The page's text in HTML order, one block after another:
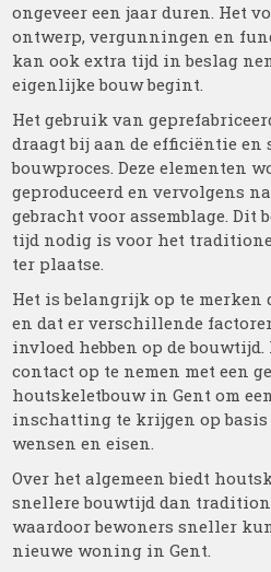
ongeveer een jaar duren. Het
ontwerp, vergunningen en
kan ook extra tijd in beslag
eigenlijke bouw begint.
Het gebruik van
draagt bij aan de efficiëntie
bouwproces. Deze elementen
geproduceerd en vervolgens
gebracht voor assemblage. Dit
tijd nodig is voor het
ter plaatse.
Het is belangrijk op te
en dat er verschillende
invloed hebben op de bouwtijd.
contact op te nemen met een
houtskeletbouw in Gent om
inschatting te krijgen op basis
wensen en eisen.
Over het algemeen biedt
snellere bouwtijd dan
waardoor bewoners sneller
nieuwe woning in Gent.